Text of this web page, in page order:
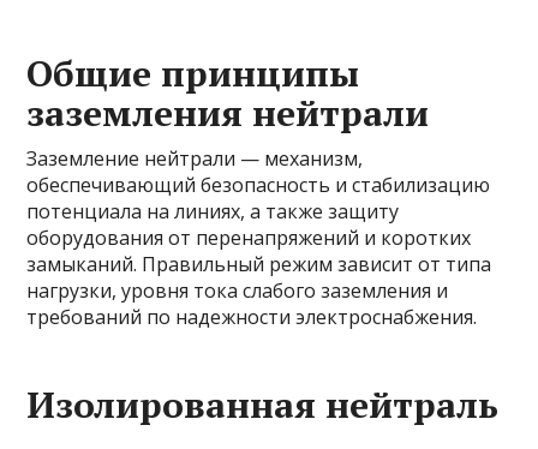
Общие принципы
заземления нейтрали
Заземление нейтрали — механизм,
обеспечивающий безопасность и стабилизацию
потенциала на линиях, а также защиту
оборудования от перенапряжений и коротких
замыканий. Правильный режим зависит от типа
нагрузки, уровня тока слабого заземления и
требований по надежности электроснабжения.
Изолированная нейтраль